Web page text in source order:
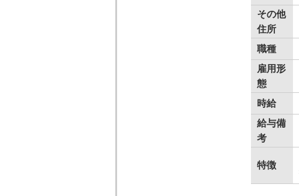
その他
住所
職種
雇用形
態
時給
給与備
考
特徴